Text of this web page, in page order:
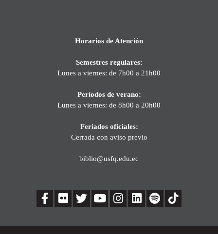
Horarios de Atención
Semestres regulares:
Lunes a viernes: de 7h00 a 21h00
Períodos de verano:
Lunes a viernes: de 8h00 a 20h00
Feriados oficiales:
Cerrada con aviso previo
biblio@usfq.edu.ec